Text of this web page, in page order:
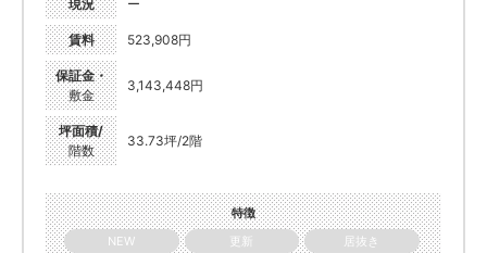
現況 ー
賃料 523,908円
保証金・
敷金
3,143,448円
坪面積/
階数
33.73坪/2階
特徴
NEW
更新
居抜き